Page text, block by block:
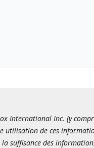
International Inc. (y
de ces
suffisance des